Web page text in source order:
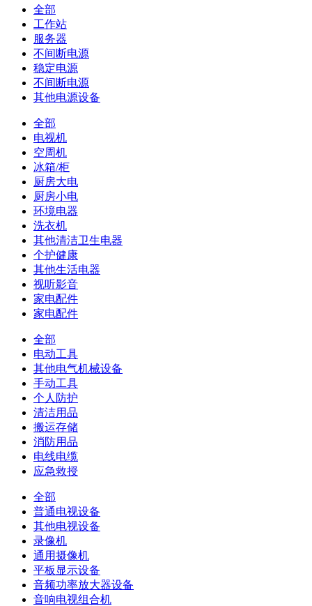
全部
工作站
服务器
不间断电源
稳定电源
不间断电源
其他电源设备
全部
电视机
空周机
冰箱/柜
厨房大电
厨房小电
环境电器
洗衣机
其他清洁卫生电器
个护健康
其他生活电器
视听影音
家电配件
家电配件
全部
电动工具
其他电气机械设备
手动工具
个人防护
清洁用品
搬运存储
消防用品
电线电缆
应急救授
全部
普通电视设备
其他电视设备
录像机
通用摄像机
平板显示设备
音频功率放大器设备
音响电视组合机